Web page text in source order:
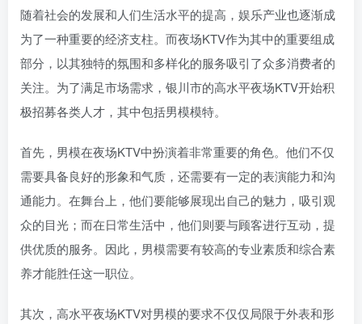
随着社会的发展和人们生活水平的提高，娱乐产业也逐渐成
为了一种重要的经济支柱。而夜场KTV作为其中的重要组成
部分，以其独特的氛围和多样化的服务吸引了众多消费者的
关注。为了满足市场需求，银川市的高水平夜场KTV开始积
极招募各类人才，其中包括男模模特。
首先，男模在夜场KTV中扮演着非常重要的角色。他们不仅
需要具备良好的形象和气质，还需要有一定的表演能力和沟
通能力。在舞台上，他们要能够展现出自己的魅力，吸引观
众的目光；而在日常生活中，他们则要与顾客进行互动，提
供优质的服务。因此，男模需要有较高的专业素质和综合素
养才能胜任这一职位。
其次，高水平夜场KTV对男模的要求不仅仅局限于外表和形